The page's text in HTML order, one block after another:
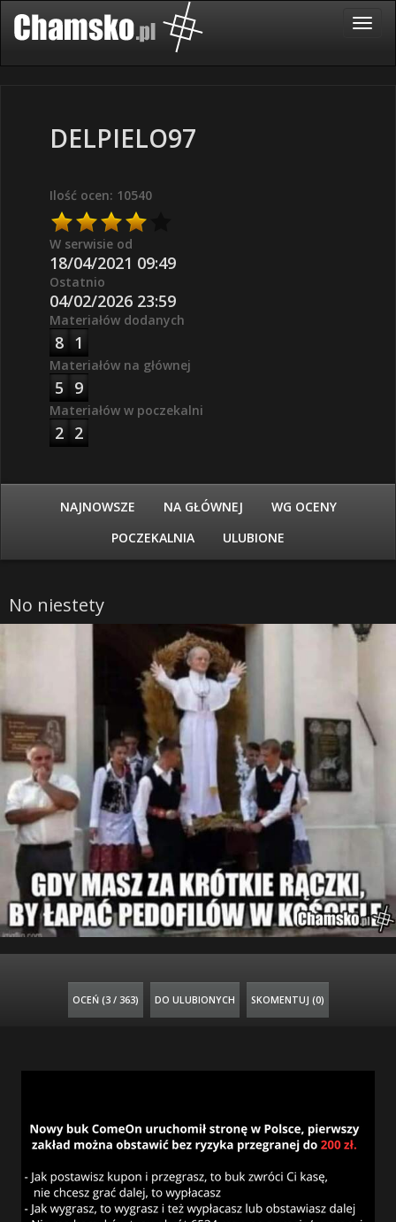
DELPIELO97
Ilość ocen: 10540
W serwisie od
18/04/2021 09:49
Ostatnio
04/02/2026 23:59
Materiałów dodanych
8 1
Materiałów na głównej
5 9
Materiałów w poczekalni
2 2
NAJNOWSZE NA GŁÓWNEJ
WG OCENY
POCZEKALNIA
ULUBIONE
No niestety
OCEŃ (3 / 363) DO ULUBIONYCH SKOMENTUJ (0)